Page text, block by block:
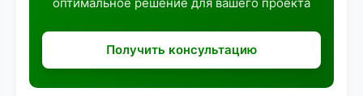
Получить консультацию